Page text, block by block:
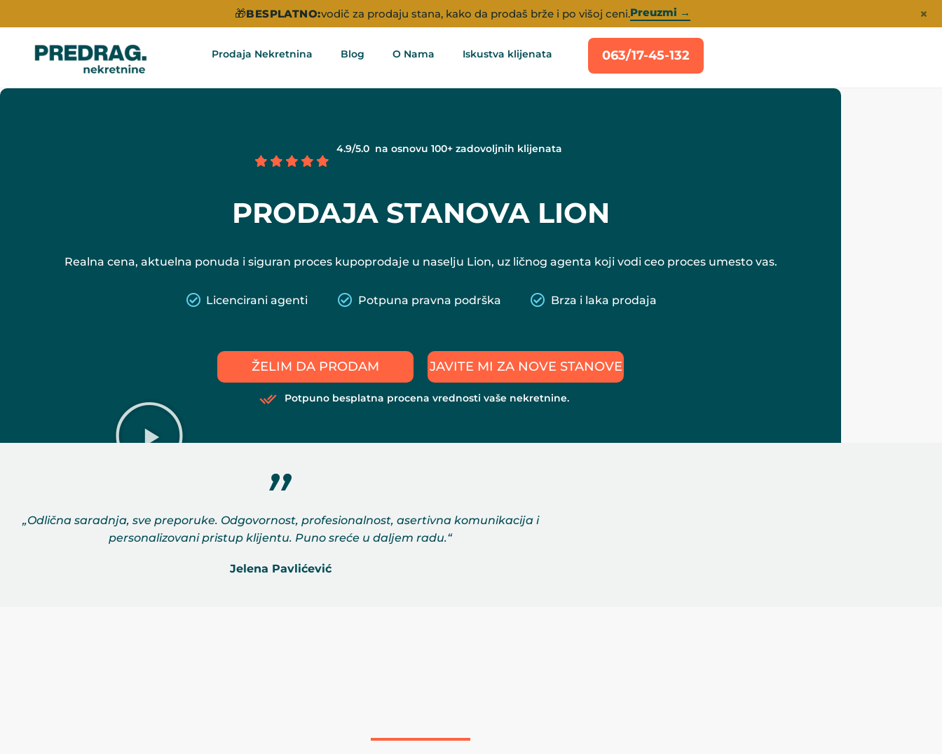
🎁BESPLATNO:vodič za prodaju stana, kako da prodaš brže i po višoj ceni.Preuzmi → ×
Prodaja Nekretnina Blog O Nama Iskustva klijenata 063/17-45-132
4.9/5.0 na osnovu 100+ zadovoljnih klijenata
PRODAJA STANOVA LION
Realna cena, aktuelna ponuda i siguran proces kupoprodaje u naselju Lion, uz ličnog agenta koji vodi ceo proces umesto vas.
Licencirani agenti Potpuna pravna podrška Brza i laka prodaja
ŽELIM DA PRODAM JAVITE MI ZA NOVE STANOVE
Potpuno besplatna procena vrednosti vaše nekretnine.
„Odlična saradnja, sve preporuke. Odgovornost, profesionalnost, asertivna komunikacija i
personalizovani pristup klijentu. Puno sreće u daljem radu.“
Jelena Pavlićević